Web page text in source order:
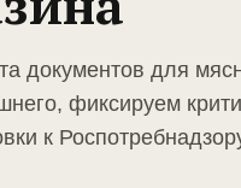
документов для
фиксируем
к